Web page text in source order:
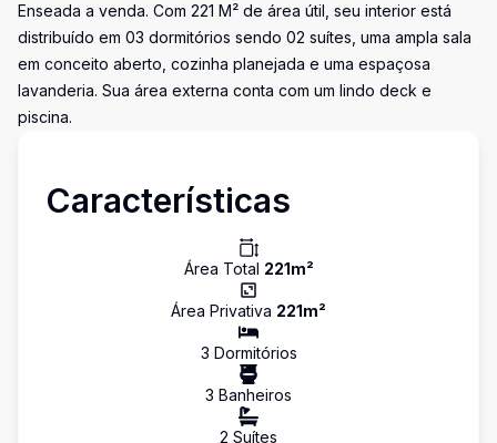
Enseada a venda. Com 221 M² de área útil, seu interior está
distribuído em 03 dormitórios sendo 02 suítes, uma ampla sala
em conceito aberto, cozinha planejada e uma espaçosa
lavanderia. Sua área externa conta com um lindo deck e
piscina.
Características
Área Total 221m²
Área Privativa 221m²
3 Dormitórios
3 Banheiros
2 Suítes